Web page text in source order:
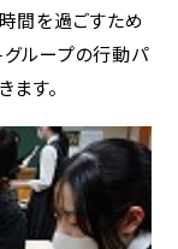
間を過ごすため
ループの行動パ
す。